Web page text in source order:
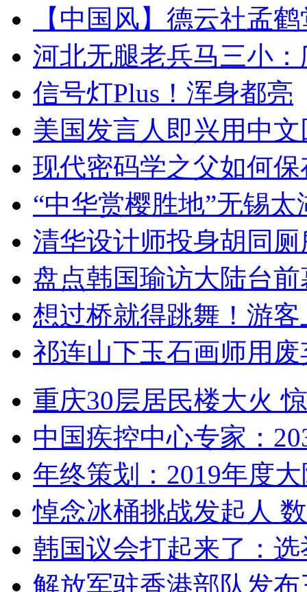
【中国风】德云社孟
河北无腿老兵马三小
信号灯Plus！浑身都亮
美国发言人即兴用中
现代密码学之父如何
“中华赏樱胜地”无锡
清华设计师投身胡同
盘点韩国瑜访大陆台
想过桥就得跳舞！游客
祁连山下玉石画师用
重庆30层居民楼大火
中国疾控中心专家：
年终策划：2019年度
悼念冰桶挑战发起人
韩国议会打起来了：
解放军驻香港部队发